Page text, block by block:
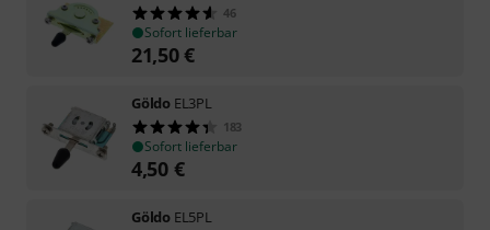
46
Sofort lieferbar
21,50€
Göldo EL3PL
183
Sofort lieferbar
4,50 €
Göldo EL5PL